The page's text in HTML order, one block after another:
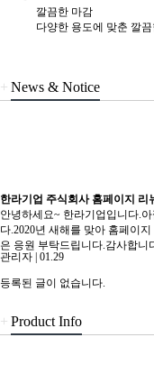
깔끔한 마감
다양한 용도에 맞춘 깔
+ News & Notice
한라기업 주식회사 홈페이지 리
안녕하세요~ 한라기업입니다.
다.2020년 새해를 맞아 홈페이
은 응원 부탁드립니다.감사합니
관리자 01.29
등록된 글이 없습니다.
+ Product Info